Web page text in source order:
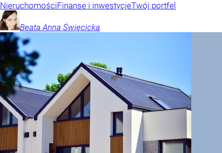
NieruchomościFinanse i inwestycjeTwój portfel
Beata Anna Święcicka